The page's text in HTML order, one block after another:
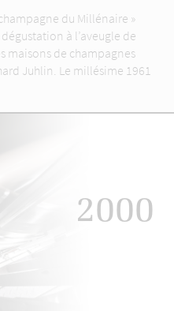
du Millénaire »
à l’aveugle de
maisons de champagnes
Juhlin. Le millésime 1961
2000